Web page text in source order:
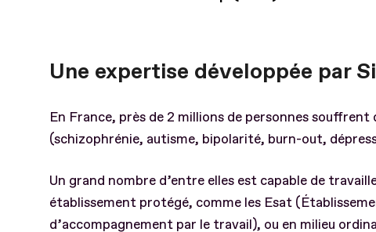
Une expertise développée par
En France, près de 2 millions de personnes souffrent
(schizophrénie, autisme, bipolarité, burn-out,
Un grand nombre d’entre elles est capable de
établissement protégé, comme les Esat
d’accompagnement par le travail), ou en milieu